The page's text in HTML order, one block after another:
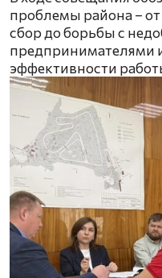
проблемы района –
сбор до борьбы с
предпринимателями
эффективности